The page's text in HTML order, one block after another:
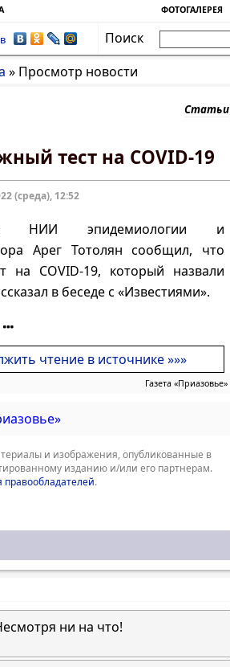
ФОТОГАЛЕРЕЯ
Поиск
» Просмотр новости
Статьи
тест на COVID-19
(среда), 12:52
НИИ эпидемиологии и
Арег Тотолян сообщил, что
на COVID-19, который назвали
в беседе с «Известиями».
чтение в источнике »»»
Газета «Приазовье»
и изображения, опубликованные в
изданию и/или его партнерам.
.
ни на что!